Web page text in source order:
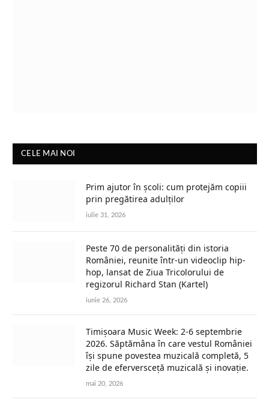
CELE MAI NOI
Prim ajutor în școli: cum protejăm copiii
prin pregătirea adulților
iulie 31, 2026
Peste 70 de personalități din istoria
României, reunite într-un videoclip hip-
hop, lansat de Ziua Tricolorului de
regizorul Richard Stan (Kartel)
iunie 26, 2026
Timișoara Music Week: 2-6 septembrie
2026. Săptămâna în care vestul României
își spune povestea muzicală completă, 5
zile de eferversceță muzicală și inovație.
mai 20, 2026